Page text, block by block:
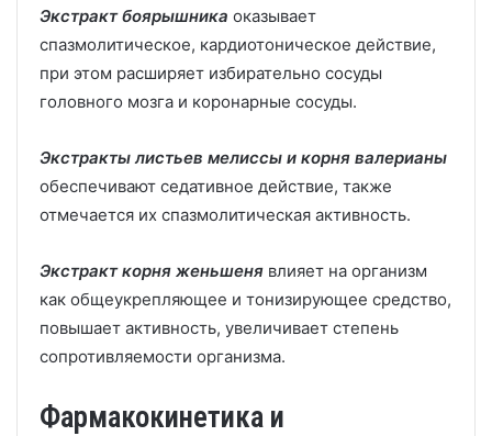
Экстракт боярышника оказывает
спазмолитическое, кардиотоническое действие,
при этом расширяет избирательно сосуды
головного мозга и коронарные сосуды.
Экстракты листьев мелиссы и корня валерианы
обеспечивают седативное действие, также
отмечается их спазмолитическая активность.
Экстракт корня женьшеня влияет на организм
как общеукрепляющее и тонизирующее средство,
повышает активность, увеличивает степень
сопротивляемости организма.
Фармакокинетика и